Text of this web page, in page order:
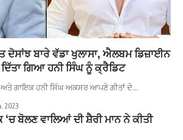
ਦੋਸਾਂਝ ਬਾਰੇ ਵੱਡਾ ਖੁਲਾਸਾ, ਐਲਬਮ ਡਿਜ਼ਾਈਨ
ਗਿਆ ਹਨੀ ਸਿੰਘ ਨੂੰ ਕ੍ਰੈਡਿਟ
ਗਾਇਕ ਹਨੀ ਸਿੰਘ ਅਕਸਰ ਆਪਣੇ ਗੀਤਾਂ ਦੇ…
2023
ਬੋਲਣ ਵਾਲਿਆਂ ਦੀ ਸ਼ੈਰੀ ਮਾਨ ਨੇ ਕੀਤੀ